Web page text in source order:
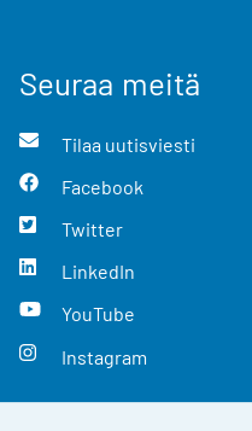
Seuraa meitä
Tilaa uutisviesti
Facebook
Twitter
LinkedIn
YouTube
Instagram